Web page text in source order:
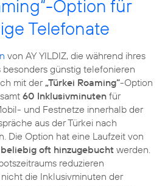
Option für
Telefonate
von AY YILDIZ, die während ihres
günstig telefonieren
mit der„Türkei Roaming“-Option
60 Inklusivminuten für
und Festnetze innerhalb der
aus der Türkei nach
Die Option hat eine Laufzeit von
beliebig oft hinzugebucht werden.
reduzieren
die Inklusivminuten der